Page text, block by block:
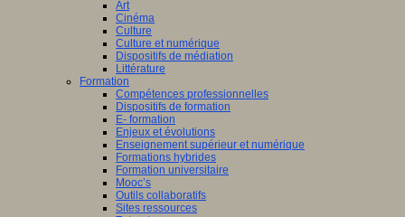
Art
Cinéma
Culture
Culture et numérique
Dispositifs de médiation
Littérature
Formation
Compétences professionnelles
Dispositifs de formation
E- formation
Enjeux et évolutions
Enseignement supérieur et numérique
Formations hybrides
Formation universitaire
Mooc’s
Outils collaboratifs
Sites ressources